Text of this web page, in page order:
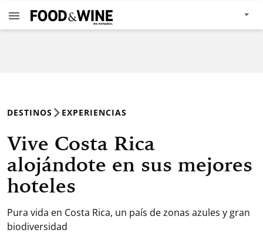
DESTINOS EXPERIENCIAS
Vive Costa Rica
alojándote en sus mejores
hoteles
Pura vida en Costa Rica, un país de zonas azules y gran
biodiversidad